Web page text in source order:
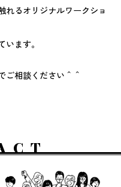
れるオリジナルワークショ
ます。
ご相談ください＾＾